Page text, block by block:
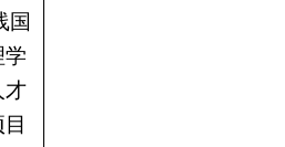
国
学
才